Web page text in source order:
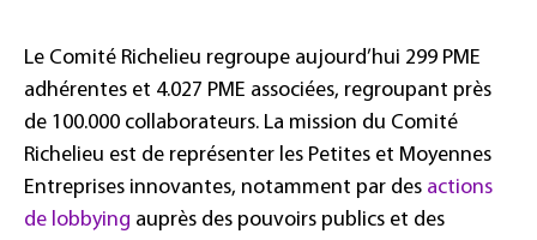
Le Comité Richelieu regroupe aujourd’hui 299 PME
adhérentes et 4.027 PME associées, regroupant près
de 100.000 collaborateurs. La mission du Comité
Richelieu est de représenter les Petites et Moyennes
Entreprises innovantes, notamment par des actions
de lobbying auprès des pouvoirs publics et des